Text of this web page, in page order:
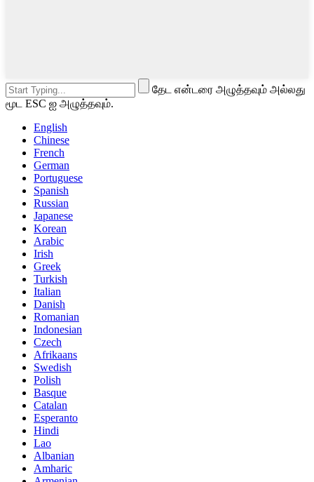
தேட என்டரை அழுத்தவும் அல்லது
மூட ESC ஐ அழுத்தவும்.
English
Chinese
French
German
Portuguese
Spanish
Russian
Japanese
Korean
Arabic
Irish
Greek
Turkish
Italian
Danish
Romanian
Indonesian
Czech
Afrikaans
Swedish
Polish
Basque
Catalan
Esperanto
Hindi
Lao
Albanian
Amharic